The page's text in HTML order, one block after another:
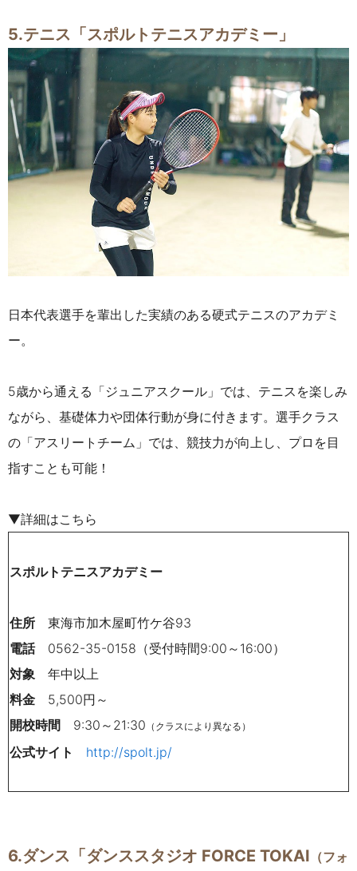
5.テニス「スポルトテニスアカデミー」
日本代表選手を輩出した実績のある硬式テニスのアカデミ
ー。
5歳から通える「ジュニアスクール」では、テニスを楽しみ
ながら、基礎体力や団体行動が身に付きます。選手クラス
の「アスリートチーム」では、競技力が向上し、プロを目
指すことも可能！
▼詳細はこちら
スポルトテニスアカデミー
住所 東海市加木屋町竹ケ谷93
電話0562-35-0158（受付時間9:00～16:00）
対象 年中以上
料金 5,500円～
開校時間 9:30～21:30 （クラスにより異なる）
公式サイト http://spolt.jp/
6.ダンス 「ダンススタジオ FORCE TOKAI （フォ